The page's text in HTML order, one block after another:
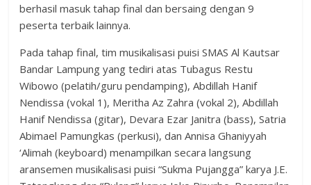
berhasil masuk tahap final dan bersaing dengan 9
peserta terbaik lainnya.
Pada tahap final, tim musikalisasi puisi SMAS Al Kautsar
Bandar Lampung yang tediri atas Tubagus Restu
Wibowo (pelatih/guru pendamping), Abdillah Hanif
Nendissa (vokal 1), Meritha Az Zahra (vokal 2), Abdillah
Hanif Nendissa (gitar), Devara Ezar Janitra (bass), Satria
Abimael Pamungkas (perkusi), dan Annisa Ghaniyyah
‘Alimah (keyboard) menampilkan secara langsung
aransemen musikalisasi puisi “Sukma Pujangga” karya J.E.